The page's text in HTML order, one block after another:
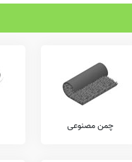
چمن مصنوعی